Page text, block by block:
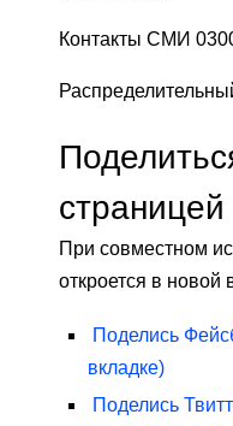
Контакты СМИ
страницей
При совместном
откроется в новой
Поделись
вкладке)
Поделись